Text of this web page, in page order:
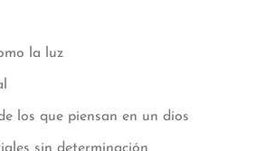
la luz
los que piensan en un dios